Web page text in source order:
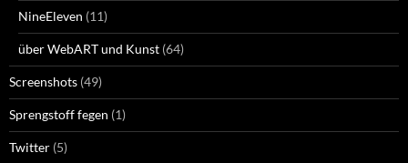
NineEleven (11)
über WebART und Kunst (64)
Screenshots (49)
Sprengstoff fegen (1)
Twitter (5)